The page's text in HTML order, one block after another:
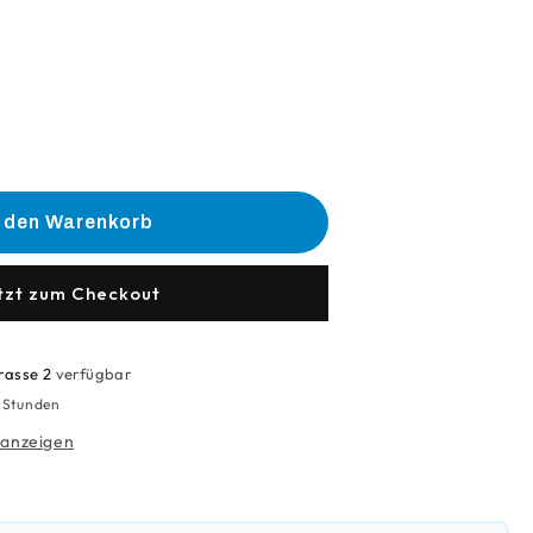
den Warenkorb
zum Checkout
2 verfügbar